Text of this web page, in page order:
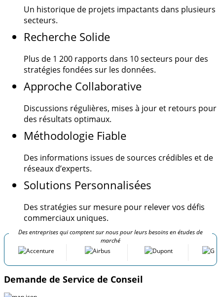
Un historique de projets impactants dans plusieurs
secteurs.
Recherche Solide
Plus de 1 200 rapports dans 10 secteurs pour des
stratégies fondées sur les données.
Approche Collaborative
Discussions régulières, mises à jour et retours pour
des résultats optimaux.
Méthodologie Fiable
Des informations issues de sources crédibles et de
réseaux d’experts.
Solutions Personnalisées
Des stratégies sur mesure pour relever vos défis
commerciaux uniques.
Des entreprises qui comptent sur nous pour leurs besoins en études de
marché
Demande de Service de Conseil